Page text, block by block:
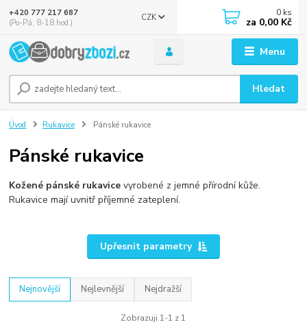
Menu
CZK
Hledat
+420 777 217 687
(Po-Pá, 8-18 hod.)
0 ks
za 0,00 Kč
Úvod Rukavice Pánské rukavice
Pánské rukavice
Kožené pánské rukavice vyrobené z jemné přírodní kůže.
Rukavice mají uvnitř příjemné zateplení.
Upřesnit parametry
Nejnovější Nejlevnější Nejdražší
Zobrazuji 1-1 z 1